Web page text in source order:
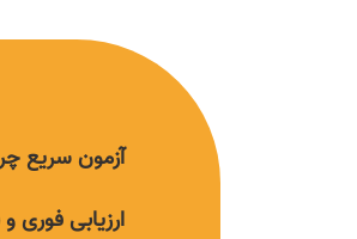
آزمون سریع
ارزیابی فوری